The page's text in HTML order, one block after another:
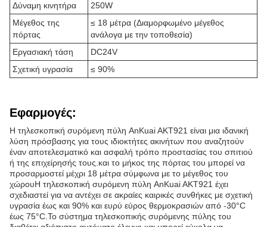
Δύναμη κινητήρα
250W
Μέγεθος της
πόρτας
≤ 18 μέτρα (Διαμορφωμένο μέγεθος
ανάλογα με την τοποθεσία)
Εργασιακή τάση
DC24V
Σχετική υγρασία
≤ 90%
Εφαρμογές:
Η τηλεσκοπική συρόμενη πύλη AnKuai AKT921 είναι μια ιδανική
λύση πρόσβασης για τους ιδιοκτήτες ακινήτων που αναζητούν
έναν αποτελεσματικό και ασφαλή τρόπο προστασίας του σπιτιού
ή της επιχείρησής τους.και το μήκος της πόρτας του μπορεί να
προσαρμοστεί μέχρι 18 μέτρα σύμφωνα με το μέγεθος του
χώρουΗ τηλεσκοπική συρόμενη πύλη AnKuai AKT921 έχει
σχεδιαστεί για να αντέχει σε ακραίες καιρικές συνθήκες με σχετική
υγρασία έως και 90% και ευρύ εύρος θερμοκρασιών από -30°C
έως 75°C.Το σύστημα τηλεσκοπικής συρόμενης πύλης του